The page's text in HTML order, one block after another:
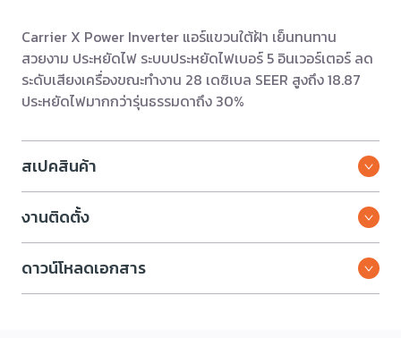
Carrier X Power Inverter แอร์แขวนใต้ฝ้า เย็นทนทาน
สวยงาม ประหยัดไฟ ระบบประหยัดไฟเบอร์ 5 อินเวอร์เตอร์ ลด
ระดับเสียงเครื่องขณะทำงาน 28 เดซิเบล SEER สูงถึง 18.87
ประหยัดไฟมากกว่ารุ่นธรรมดาถึง 30%
สเปคสินค้า
งานติดตั้ง
ดาวน์โหลดเอกสาร